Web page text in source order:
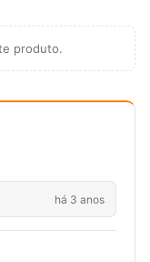
produto.
há 3 anos